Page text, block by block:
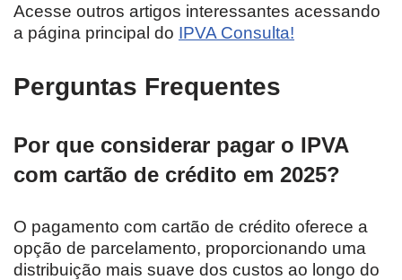
Acesse outros artigos interessantes acessando
a página principal do IPVA Consulta!
Perguntas Frequentes
Por que considerar pagar o IPVA
com cartão de crédito em 2025?
O pagamento com cartão de crédito oferece a
opção de parcelamento, proporcionando uma
distribuição mais suave dos custos ao longo do